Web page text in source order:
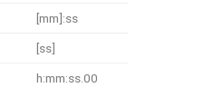
[mm]:ss
[ss]
h:mm:ss.00